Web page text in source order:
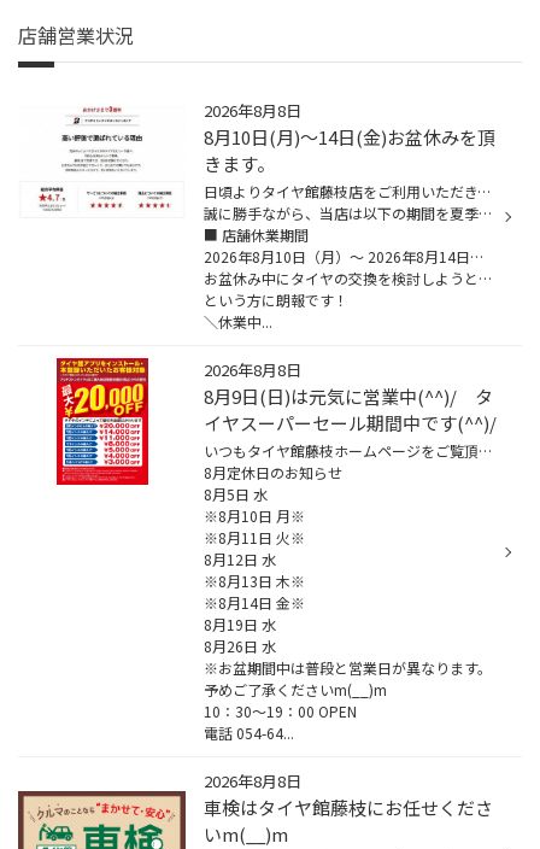
店舗営業状況
2026年8月8日
8月10日(月)～14日(金)お盆休みを頂
きます。
日頃よりタイヤ館藤枝店をご利用いただき、誠にありがとうございます。
誠に勝手ながら、当店は以下の期間を夏季休業とさせていただきます。
■ 店舗休業期間
2026年8月10日（月）〜 2026年8月14日（金）
お盆休み中にタイヤの交換を検討しようと思っていたのに・・・
という方に朗報です！
＼休業中...
2026年8月8日
8月9日(日)は元気に営業中(^^)/ タ
イヤスーパーセール期間中です(^^)/
いつもタイヤ館藤枝ホームページをご覧頂き、ありがとうございます！
8月定休日のお知らせ
8月5日 水
※8月10日 月※
※8月11日 火※
8月12日 水
※8月13日 木※
※8月14日 金※
8月19日 水
8月26日 水
※お盆期間中は普段と営業日が異なります。
予めご了承くださいm(__)m
10：30～19：00 OPEN
電話 054-64...
2026年8月8日
車検はタイヤ館藤枝にお任せくださ
いm(__)m